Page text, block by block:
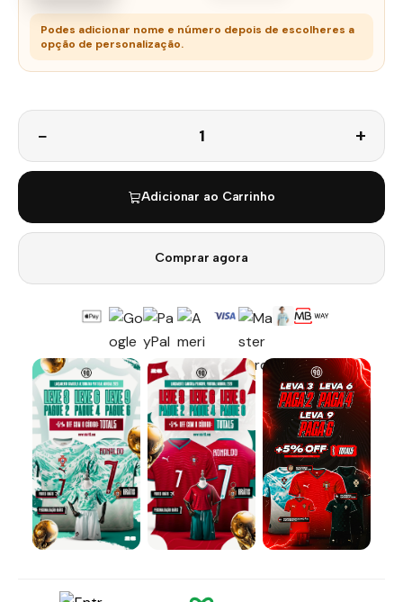
Podes adicionar nome e número depois de escolheres a
opção de personalização.
Adicionar ao Carrinho
Comprar agora